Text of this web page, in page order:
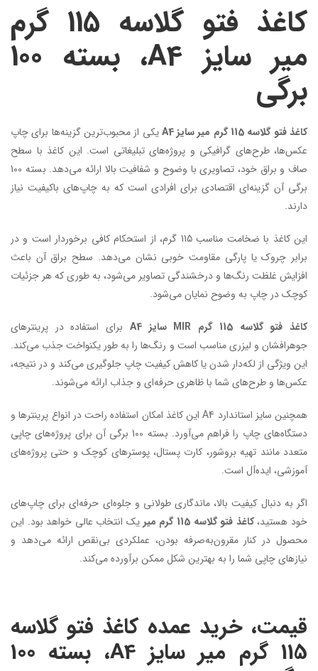
کاغذ فتو گلاسه 115 گرم
میر سایز A4، بسته 100
برگی
کاغذ فتو گلاسه 115 گرم میر سایز A4
یکی از محبوب‌ترین گزینه‌ها برای چاپ
عکس‌ها، طرح‌های گرافیکی و پروژه‌های تبلیغاتی است. این کاغذ با سطح
صاف و براق خود، تصاویری با وضوح و شفافیت بالا ارائه می‌دهد. بسته 100
برگی آن گزینه‌ای اقتصادی برای افرادی است که به چاپ‌های باکیفیت نیاز
دارند.
این کاغذ با ضخامت مناسب 115 گرم، از استحکام کافی برخوردار است و در
برابر چروک یا پارگی مقاومت خوبی نشان می‌دهد. سطح براق آن باعث
افزایش غلظت رنگ‌ها و درخشندگی تصاویر می‌شود، به طوری که هر جزئیات
کوچک در چاپ به وضوح نمایان می‌شود.
کاغذ فتو گلاسه 115 گرم MIR سایز A4
برای استفاده در پرینترهای
جوهرافشان و لیزری مناسب است و رنگ‌ها را به طور یکنواخت جذب می‌کند.
این ویژگی از لکه‌دار شدن یا کاهش کیفیت چاپ جلوگیری می‌کند و در نتیجه،
عکس‌ها و طرح‌های شما با ظاهری حرفه‌ای و جذاب ارائه می‌شوند.
همچنین سایز استاندارد A4 این کاغذ امکان استفاده راحت در انواع پرینترها و
دستگاه‌های چاپ را فراهم می‌آورد. بسته 100 برگی آن برای پروژه‌های چاپی
متعدد مانند تهیه بروشور، کارت پستال، پوسترهای کوچک و حتی پروژه‌های
آموزشی، ایده‌آل است.
اگر به دنبال کیفیت بالا، ماندگاری طولانی و جلوه‌ای حرفه‌ای برای چاپ‌های
خود هستید،کاغذ فتو گلاسه 115 گرم میر
یک انتخاب عالی خواهد بود. این
محصول در کنار مقرون‌به‌صرفه بودن، عملکردی بی‌نقص ارائه می‌دهد و
نیازهای چاپی شما را به بهترین شکل ممکن برآورده می‌کند.
قیمت، خرید عمده کاغذ فتو گلاسه
115 گرم میر سایز A4، بسته 100